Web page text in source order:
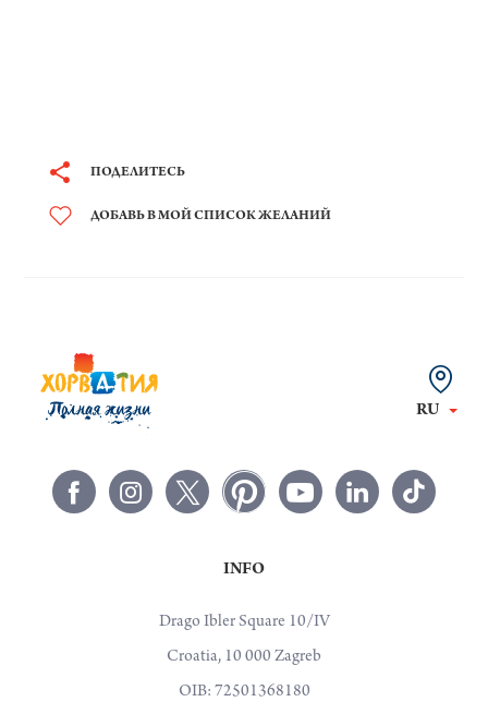
ПОДЕЛИТЕСЬ
ДОБАВЬ В МОЙ СПИСОК ЖЕЛАНИЙ
RU
INFO
Drago Ibler Square 10/IV
Croatia, 10 000 Zagreb
OIB: 72501368180